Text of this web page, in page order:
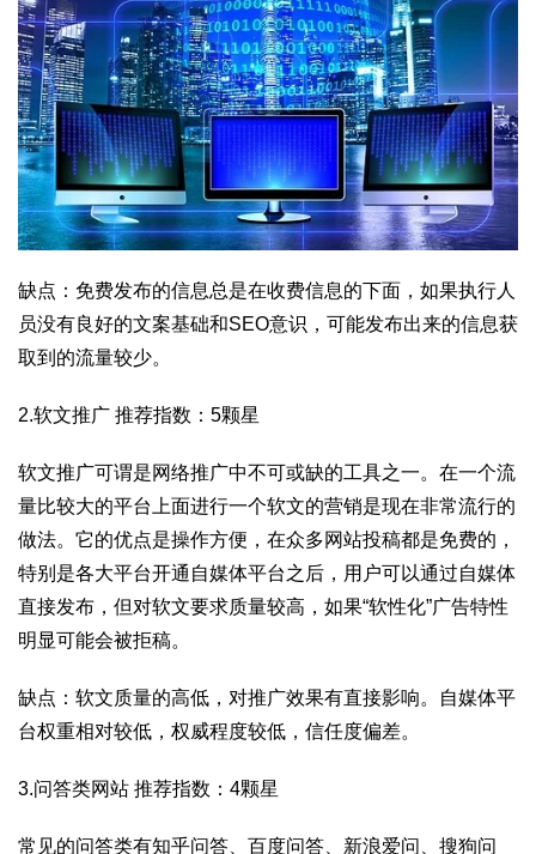
缺点：免费发布的信息总是在收费信息的下面，如果执行人
员没有良好的文案基础和SEO意识，可能发布出来的信息获
取到的流量较少。
2.软文推广 推荐指数：5颗星
软文推广可谓是网络推广中不可或缺的工具之一。在一个流
量比较大的平台上面进行一个软文的营销是现在非常流行的
做法。它的优点是操作方便，在众多网站投稿都是免费的，
特别是各大平台开通自媒体平台之后，用户可以通过自媒体
直接发布，但对软文要求质量较高，如果“软性化”广告特性
明显可能会被拒稿。
缺点：软文质量的高低，对推广效果有直接影响。自媒体平
台权重相对较低，权威程度较低，信任度偏差。
3.问答类网站 推荐指数：4颗星
常见的问答类有知乎问答、百度问答、新浪爱问、搜狗问